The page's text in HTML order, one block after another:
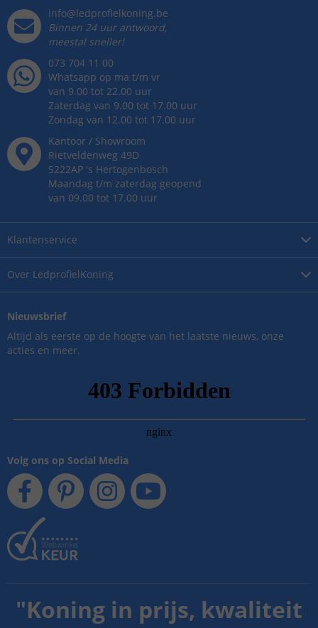
Over LedprofielKoning
Klantenservice
info@ledprofielkoning.be
Binnen 24 uur antwoord,
meestal sneller!
073 704 11 00
Whatsapp op ma t/m vr
van 9.00 tot 22.00 uur
Zaterdag van 9.00 tot 17.00 uur
Zondag van 12.00 tot 17.00 uur
Kantoor / Showroom
Rietveldenweg 49D
5222AP 's Hertogenbosch
Maandag t/m zaterdag geopend
van 09.00 tot 17.00 uur
Nieuwsbrief
Altijd als eerste op de hoogte van het laatste nieuws, onze
acties en meer.
Volg ons op Social Media
"Koning in prijs, kwaliteit